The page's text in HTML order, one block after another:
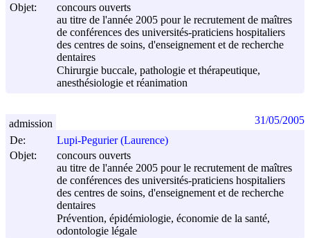
Objet:
concours ouverts
au titre de l'année 2005 pour le recrutement de maîtres
de conférences des universités-praticiens hospitaliers
des centres de soins, d'enseignement et de recherche
dentaires
Chirurgie buccale, pathologie et thérapeutique,
anesthésiologie et réanimation
De:
Lupi-Pegurier (Laurence)
Objet:
concours ouverts
au titre de l'année 2005 pour le recrutement de maîtres
de conférences des universités-praticiens hospitaliers
des centres de soins, d'enseignement et de recherche
dentaires
Prévention, épidémiologie, économie de la santé,
odontologie légale
admission 31/05/2005